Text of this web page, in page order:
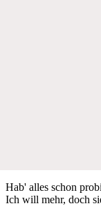
Hab' alles schon
Ich will mehr, doch